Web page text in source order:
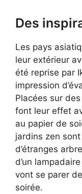
Des
Les pays
leur extérieur
été reprise par
impression
Placées sur
font leur effet
au papier de
jardins zen
d’étranges
d’un
vont se parer
soirée.